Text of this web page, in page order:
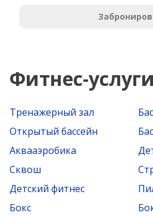
Фитнес-услуги
Тренажерный зал
Открытый бассейн
Аквааэробика
Сквош
Детский фитнес
Бокс